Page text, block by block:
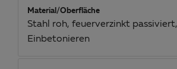
Material/Oberfläche
Stahl roh, feuerverzinkt
Einbetonieren